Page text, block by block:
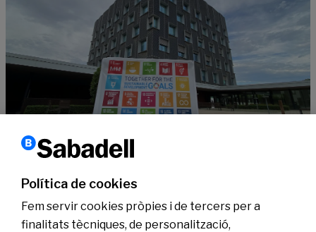
Sostenibilitat
Política de cookies
Fem servir cookies pròpies i de tercers per a
finalitats tècniques, de personalització,